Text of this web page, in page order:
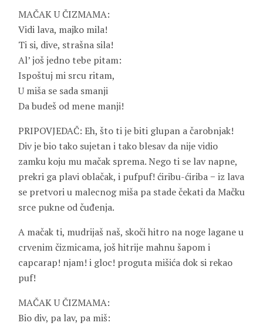
MAČAK U ČIZMAMA:
Vidi lava, majko mila!
Ti si, dive, strašna sila!
Al’ još jedno tebe pitam:
Ispoštuj mi srcu ritam,
U miša se sada smanji
Da budeš od mene manji!
PRIPOVJEDAČ: Eh, što ti je biti glupan a čarobnjak!
Div je bio tako sujetan i tako blesav da nije vidio
zamku koju mu mačak sprema. Nego ti se lav napne,
prekri ga plavi oblačak, i pufpuf! ćiribu-ćiriba − iz lava
se pretvori u malecnog miša pa stade čekati da Mačku
srce pukne od čuđenja.
A mačak ti, mudrijaš naš, skoči hitro na noge lagane u
crvenim čizmicama, još hitrije mahnu šapom i
capcarap! njam! i gloc! proguta mišića dok si rekao
puf!
MAČAK U ČIZMAMA:
Bio div, pa lav, pa miš: